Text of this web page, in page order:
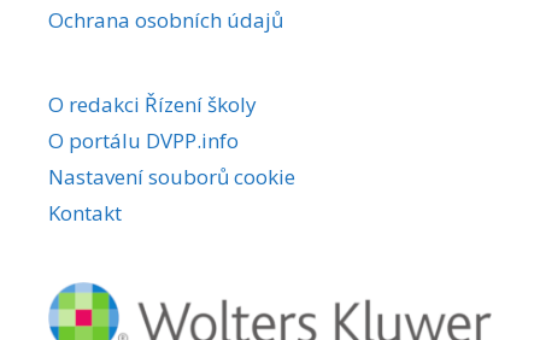
Ochrana osobních údajů
O redakci Řízení školy
O portálu DVPP.info
Nastavení souborů cookie
Kontakt